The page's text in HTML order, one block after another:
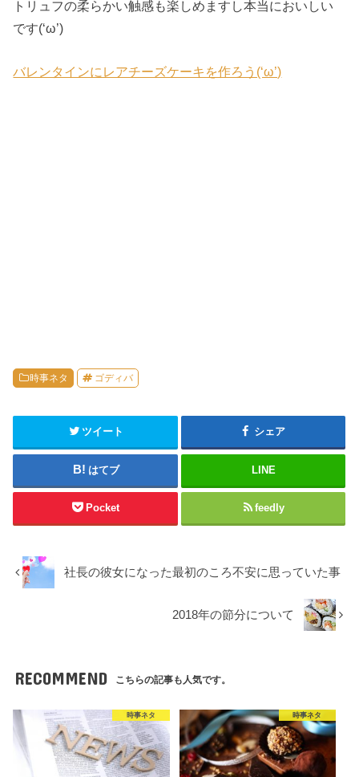
トリュフの柔らかい触感も楽しめますし本当においしい
です(‘ω’)
バレンタインにレアチーズケーキを作ろう(‘ω’)
時事ネタ ゴディバ
ツイート シェア
はてブ LINE
Pocket feedly
社長の彼女になった最初のころ不安に思っていた事
2018年の節分について
RECOMMEND こちらの記事も人気です。
時事ネタ 時事ネタ